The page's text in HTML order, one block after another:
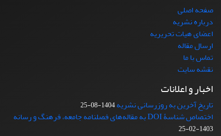
صفحه اصلی
درباره نشریه
اعضای هیات تحریریه
ارسال مقاله
تماس با ما
نقشه سایت
اخبار و اعلانات
تاریخ آخرین به روزرسانی نشریه1404-08-25
اختصاص شناسۀ DOI به مقاله‌های فصلنامه جامعه، فرهنگ و رسانه
1403-02-25